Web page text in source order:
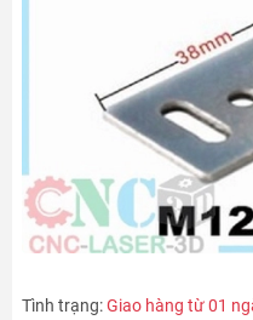
Tình trạng:Giao hàng từ 01